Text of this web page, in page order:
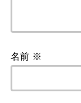
名前 ※